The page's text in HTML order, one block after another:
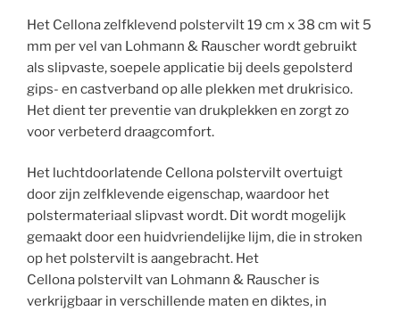
Het Cellona zelfklevend polstervilt 19 cm x 38 cm wit 5
mm per vel van Lohmann & Rauscher wordt gebruikt
als slipvaste, soepele applicatie bij deels gepolsterd
gips- en castverband op alle plekken met drukrisico.
Het dient ter preventie van drukplekken en zorgt zo
voor verbeterd draagcomfort.
Het luchtdoorlatende Cellona polstervilt overtuigt
door zijn zelfklevende eigenschap, waardoor het
polstermateriaal slipvast wordt. Dit wordt mogelijk
gemaakt door een huidvriendelijke lijm, die in stroken
op het polstervilt is aangebracht. Het
Cellona polstervilt van Lohmann & Rauscher is
verkrijgbaar in verschillende maten en diktes, in